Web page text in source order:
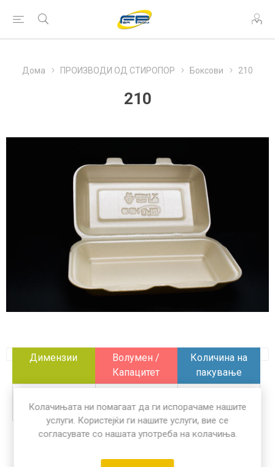
Дома ПРОИЗВОДИ ОД СТИРОПОР Боксови 210
210
Димензии
Волумен /
Капацитет
Количина на
пакување
mm
Колачињата ни помагаат да ги испорачаме нашите
услуги. Користејќи ги нашите услуги, вие се
согласувате со нашата употреба на колачиња.